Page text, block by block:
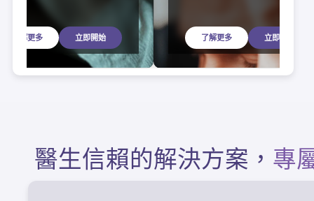
了解更多 立即開始 了解更多 立即開始
醫生信賴的解決方案， 專